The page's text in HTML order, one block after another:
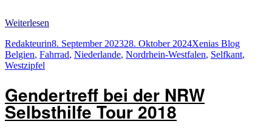
Weiterlesen
Autor
RedakteurinVeröffentlicht
am
8. September 202328. Oktober 2024Kategorien
Xenias Blog
Belgien, Fahrrad, Niederlande, Nordrhein-Westfalen, Selfkant,
Westzipfel
Gendertreff bei der NRW
Selbsthilfe Tour 2018